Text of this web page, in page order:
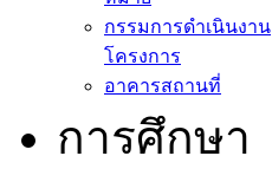
กรรมการดำเนินงาน
โครงการ
อาคารสถานที่
การศึกษา